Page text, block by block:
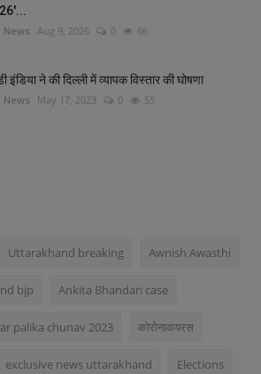
News Aug 9, 2026 0 66
इंडिया ने की दिल्‍ली में व्‍यापक विस्‍तार की घोषणा
News May 17, 2023 0 55
Uttarakhand breaking Awnish Awasthi
bjp Ankita Bhandari case
palika chunav 2023 कोरोनावायरस
exclusive news uttarakhand Elections